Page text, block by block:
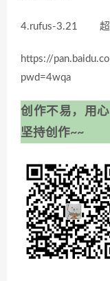
4.rufus-3.21 超
https://
pwd=4wqa
创作不易，用
坚持创作~~